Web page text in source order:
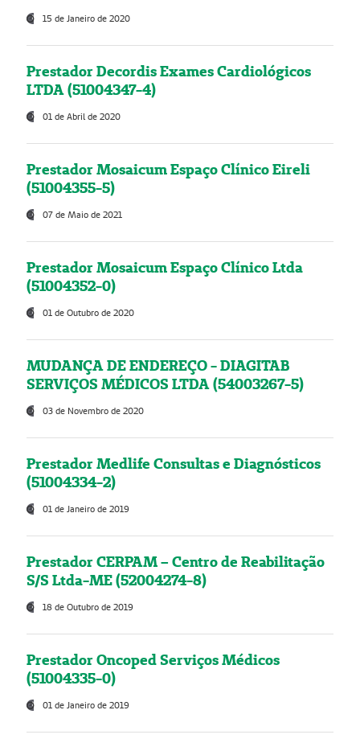
15 de Janeiro de 2020
Prestador Decordis Exames Cardiológicos
LTDA (51004347-4)
01 de Abril de 2020
Prestador Mosaicum Espaço Clínico Eireli
(51004355-5)
07 de Maio de 2021
Prestador Mosaicum Espaço Clínico Ltda
(51004352-0)
01 de Outubro de 2020
MUDANÇA DE ENDEREÇO - DIAGITAB
SERVIÇOS MÉDICOS LTDA (54003267-5)
03 de Novembro de 2020
Prestador Medlife Consultas e Diagnósticos
(51004334-2)
01 de Janeiro de 2019
Prestador CERPAM – Centro de Reabilitação
S/S Ltda-ME (52004274-8)
18 de Outubro de 2019
Prestador Oncoped Serviços Médicos
(51004335-0)
01 de Janeiro de 2019